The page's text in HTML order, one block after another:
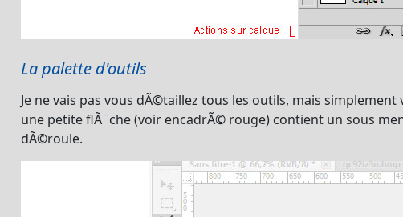
La palette d'outils
Je ne vais pas vous dÃ©taillez tous les outils, mais
une petite flÃ¨che (voir encadrÃ© rouge) contient un sous
dÃ©roule.